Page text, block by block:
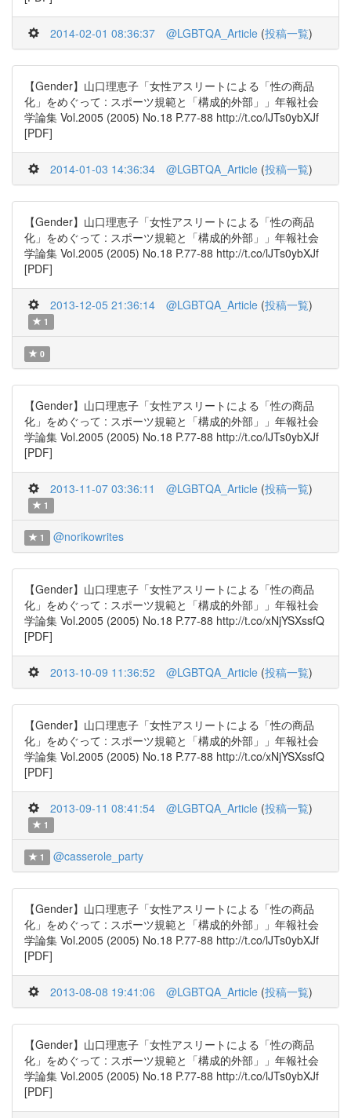
2014-02-01 08:36:37 @LGBTQA_Article (投稿一覧)
【Gender】山口理恵子「女性アスリートによる「性の商品
化」をめぐって : スポーツ規範と「構成的外部」」年報社会
学論集 Vol.2005 (2005) No.18 P.77-88 http://t.co/lJTs0ybXJf
[PDF]
2014-01-03 14:36:34 @LGBTQA_Article (投稿一覧)
【Gender】山口理恵子「女性アスリートによる「性の商品
化」をめぐって : スポーツ規範と「構成的外部」」年報社会
学論集 Vol.2005 (2005) No.18 P.77-88 http://t.co/lJTs0ybXJf
[PDF]
2013-12-05 21:36:14 @LGBTQA_Article (投稿一覧)
1
0
【Gender】山口理恵子「女性アスリートによる「性の商品
化」をめぐって : スポーツ規範と「構成的外部」」年報社会
学論集 Vol.2005 (2005) No.18 P.77-88 http://t.co/lJTs0ybXJf
[PDF]
2013-11-07 03:36:11 @LGBTQA_Article (投稿一覧)
1
1 @norikowrites
【Gender】山口理恵子「女性アスリートによる「性の商品
化」をめぐって : スポーツ規範と「構成的外部」」年報社会
学論集 Vol.2005 (2005) No.18 P.77-88 http://t.co/xNjYSXssfQ
[PDF]
2013-10-09 11:36:52 @LGBTQA_Article (投稿一覧)
【Gender】山口理恵子「女性アスリートによる「性の商品
化」をめぐって : スポーツ規範と「構成的外部」」年報社会
学論集 Vol.2005 (2005) No.18 P.77-88 http://t.co/xNjYSXssfQ
[PDF]
2013-09-11 08:41:54 @LGBTQA_Article (投稿一覧)
1
1 @casserole_party
【Gender】山口理恵子「女性アスリートによる「性の商品
化」をめぐって : スポーツ規範と「構成的外部」」年報社会
学論集 Vol.2005 (2005) No.18 P.77-88 http://t.co/lJTs0ybXJf
[PDF]
2013-08-08 19:41:06 @LGBTQA_Article (投稿一覧)
【Gender】山口理恵子「女性アスリートによる「性の商品
化」をめぐって : スポーツ規範と「構成的外部」」年報社会
学論集 Vol.2005 (2005) No.18 P.77-88 http://t.co/lJTs0ybXJf
[PDF]